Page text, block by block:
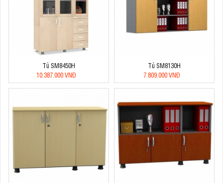
Tủ SM8450H
10.387.000 VNĐ
Tủ SM8130H
7.809.000 VNĐ